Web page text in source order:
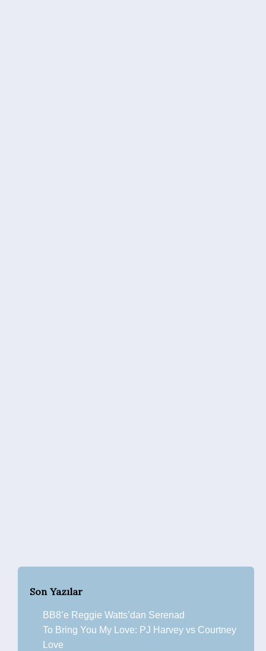
Son Yazılar
BB8’e Reggie Watts’dan Serenad
To Bring You My Love: PJ Harvey vs Courtney
Love